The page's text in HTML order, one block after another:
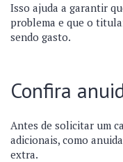
Isso ajuda a garantir
problema e que o
sendo gasto.
Confira
Antes de solicitar um
adicionais, como
extra.